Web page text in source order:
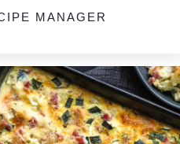
MANAGER